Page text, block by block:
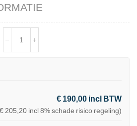
€ 190,00 incl BTW
205,20 incl 8% schade risico regeling)